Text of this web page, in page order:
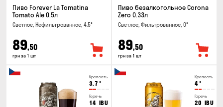
Пиво Forever La Tomatina
Tomato Ale 0.5л
Светлое, Нефильтрованное, 4.5°
89,50
грн за 1 шт
Пиво безалкогольное Corona
Zero 0.33л
Светлое, Фильтрованное, 0°
89,50
грн за 1 шт
Крепость
3.7 °
Горечь
14 IBU
Крепость
4°
Горечь
20 IBU